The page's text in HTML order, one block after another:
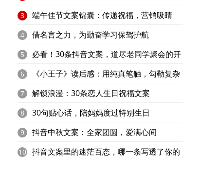
3 端午佳节文案锦囊：传递祝福，营销吸睛
4 借名言之力，为勤奋学习保驾护航
5
必看！30条抖音文案，道尽老同学聚会的开
心瞬间，快乐满溢
6
《小王子》读后感：用纯真笔触，勾勒复杂
成人世界
7 解锁浪漫：30条恋人生日祝福文案
8 30句贴心话，陪妈妈度过特别生日
9 抖音中秋文案：全家团圆，爱满心间
10
抖音文案里的迷茫百态，哪一条写透了你的